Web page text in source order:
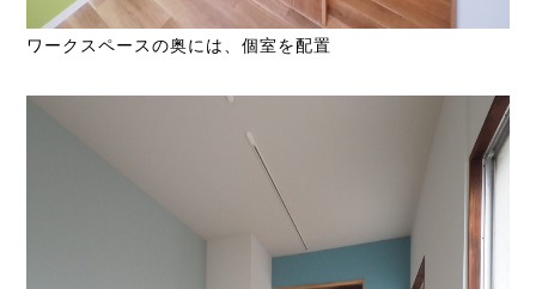
ワークスペースの奥には、個室を配置